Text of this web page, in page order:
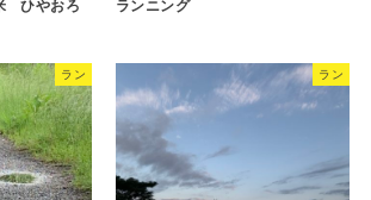
ひやおろ
ランニング
ラン ラン